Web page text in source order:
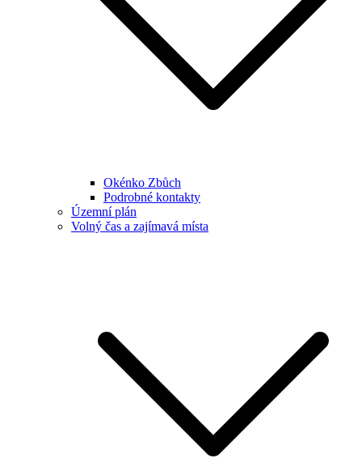
Okénko Zbůch
Podrobné kontakty
Územní plán
Volný čas a zajímavá místa